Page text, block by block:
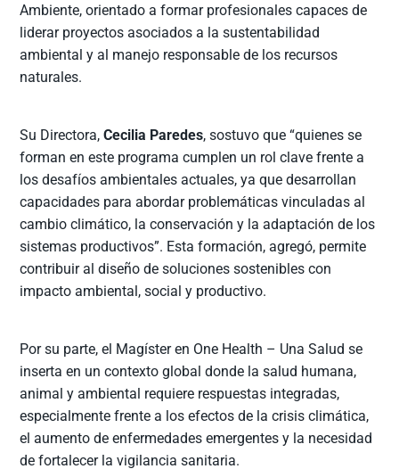
Ambiente, orientado a formar profesionales capaces de
liderar proyectos asociados a la sustentabilidad
ambiental y al manejo responsable de los recursos
naturales.
Su Directora,Cecilia Paredes, sostuvo que “quienes se
forman en este programa cumplen un rol clave frente a
los desafíos ambientales actuales, ya que desarrollan
capacidades para abordar problemáticas vinculadas al
cambio climático, la conservación y la adaptación de los
sistemas productivos”. Esta formación, agregó, permite
contribuir al diseño de soluciones sostenibles con
impacto ambiental, social y productivo.
Por su parte, el Magíster en One Health – Una Salud se
inserta en un contexto global donde la salud humana,
animal y ambiental requiere respuestas integradas,
especialmente frente a los efectos de la crisis climática,
el aumento de enfermedades emergentes y la necesidad
de fortalecer la vigilancia sanitaria.